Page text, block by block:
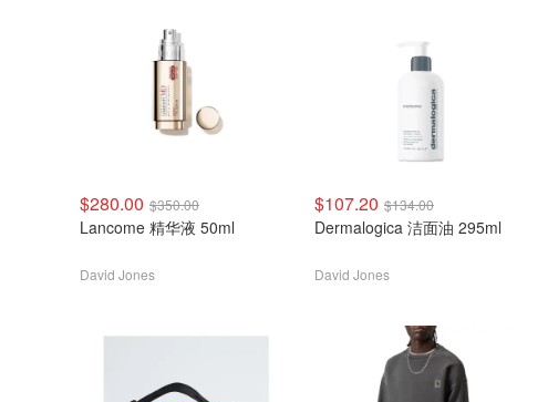
$280.00 $350.00
Lancome 精华液 50ml
David Jones
$107.20 $134.00
Dermalogica 洁面油 295ml
David Jones